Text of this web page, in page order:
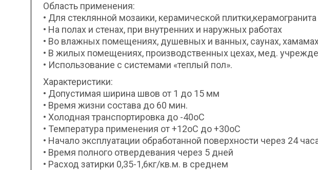
Область применения:
• Для стеклянной мозаики, керамической
• На полах и стенах, при внутренних и наружных работах
• Во влажных помещениях, душевных и ванных, саунах,
• В жилых помещениях, производственных цехах, мед.
• Использование с системами «теплый пол».
Характеристики:
• Допустимая ширина швов от 1 до 15 мм
• Время жизни состава до 60 мин.
• Холодная транспортировка до -40оС
• Температура применения от +12оС до +30оС
• Начало эксплуатации обработанной поверхности через 24
• Время полного отвердевания через 5 дней
• Расход затирки 0,35-1,6кг/кв.м. в среднем